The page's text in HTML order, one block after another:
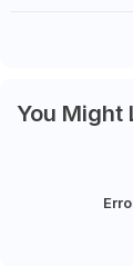
You Might